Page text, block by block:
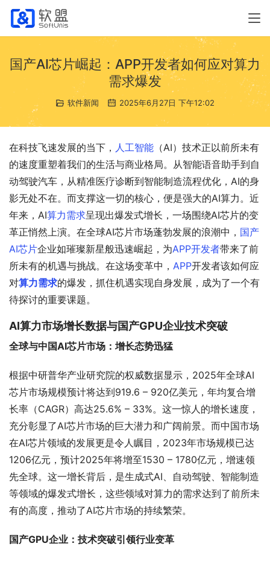
国产AI芯片崛起：APP开发者如何应对算力
需求爆发
软件新闻 2025年6月27日 下午12:02
在科技飞速发展的当下， 人工智能 （AI）技术正以前所未有
的速度重塑着我们的生活与商业格局。从智能语音助手到自
动驾驶汽车，从精准医疗诊断到智能制造流程优化，AI的身
影无处不在。而支撑这一切的核心，便是强大的AI算力。近
年来，AI算力需求呈现出爆发式增长，一场围绕AI芯片的变
革正悄然上演。在全球AI芯片市场蓬勃发展的浪潮中， 国产
AI芯片企业如璀璨新星般迅速崛起，为APP开发者带来了前
所未有的机遇与挑战。在这场变革中， APP开发者该如何应
对算力需求的爆发，抓住机遇实现自身发展，成为了一个有
待探讨的重要课题。
AI算力市场增长数据与国产GPU企业技术突破
全球与中国AI芯片市场：增长态势迅猛
根据中研普华产业研究院的权威数据显示，2025年全球AI
芯片市场规模预计将达到919.6 – 920亿美元，年均复合增
长率（CAGR）高达25.6% – 33%。这一惊人的增长速度，
充分彰显了AI芯片市场的巨大潜力和广阔前景。而中国市场
在AI芯片领域的发展更是令人瞩目，2023年市场规模已达
1206亿元，预计2025年将增至1530 – 1780亿元，增速领
先全球。这一增长背后，是生成式AI、自动驾驶、智能制造
等领域的爆发式增长，这些领域对算力的需求达到了前所未
有的高度，推动了AI芯片市场的持续繁荣。
国产GPU企业：技术突破引领行业变革